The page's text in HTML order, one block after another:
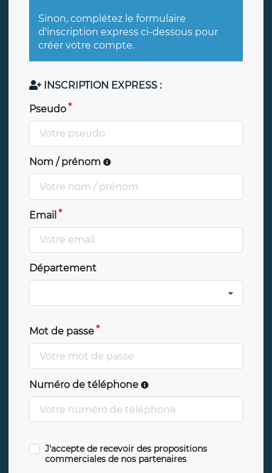
Sinon, complétez le formulaire
d'inscription express ci-dessous pour
créer votre compte.
INSCRIPTION EXPRESS :
Pseudo
Nom / prénom
Email
Département
Mot de passe
Numéro de téléphone
J'accepte de recevoir des propositions
commerciales de nos partenaires